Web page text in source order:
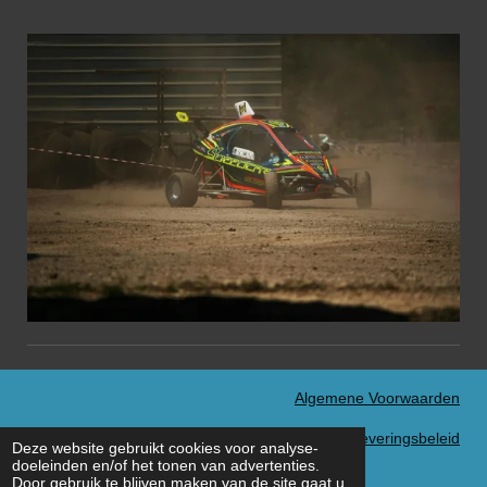
Deze website gebruikt cookies voor analyse-
doeleinden en/of het tonen van advertenties.
Door gebruik te blijven maken van de site gaat u
Algemene Voorwaarden
Verzend- en Leveringsbeleid
© 2022 - 2026 MXN Sport